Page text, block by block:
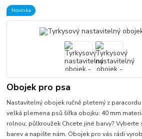
Novinka
Obojek pro psa
Nastavitelný obojek ručně pletený z
velká plemena psů šířka obojku: 40 mm
rolnou, půlkroužek Chcete jiné barvy? Vyberte
barev a napište nám. Obojek pro vás rádi